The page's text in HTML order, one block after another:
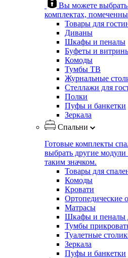
Вы можете
комплектах,
Товары для
Диваны
Шкафы и пеналы
Буфеты и
Комоды
Тумбы ТВ
Журнальные
Стеллажи для
Полки
Пуфы и банкетки
Зеркала
Спальни
Готовые комплекты
выбрать другие
таким значком.
Товары для
Комоды
Кровати
Ортопедические
Матрасы
Шкафы и пеналы
Тумбы
Туалетные
Зеркала
Пуфы и банкетки